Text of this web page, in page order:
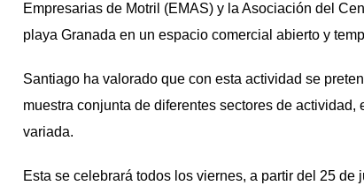
Empresarias de Motril (EMAS) y la Asociación del
playa Granada en un espacio comercial abierto y
Santiago ha valorado que con esta actividad se
muestra conjunta de diferentes sectores de
variada.
Esta se celebrará todos los viernes, a partir del 25